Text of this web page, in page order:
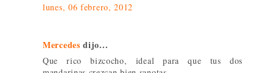
lunes, 06 febrero, 2012
Mercedes dijo...
Que rico bizcocho, ideal para que tus dos